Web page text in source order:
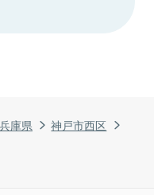
兵庫県
神戸市西区